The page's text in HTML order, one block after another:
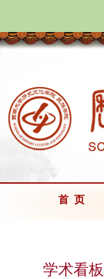
首 页
学术看板